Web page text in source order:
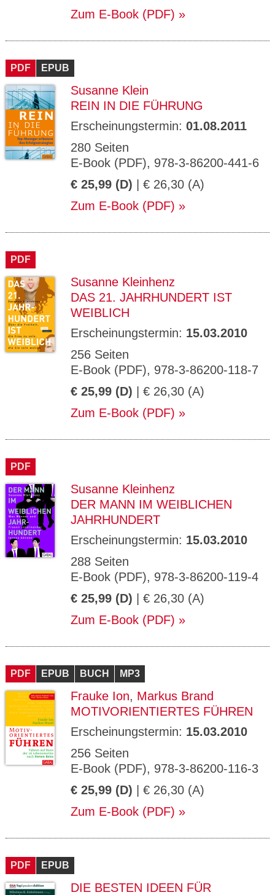
Zum E-Book (PDF)
PDF EPUB
Susanne Klein
REIN IN DIE FÜHRUNG
Erscheinungstermin: 01.08.2011
280 Seiten
E-Book (PDF), 978-3-86200-441-6
€ 25,99 (D) | € 26,30 (A)
Zum E-Book (PDF)
PDF
Susanne Kleinhenz
DAS 21. JAHRHUNDERT IST
WEIBLICH
Erscheinungstermin: 15.03.2010
256 Seiten
E-Book (PDF), 978-3-86200-118-7
€ 25,99 (D) | € 26,30 (A)
Zum E-Book (PDF)
PDF
Susanne Kleinhenz
DER MANN IM WEIBLICHEN
JAHRHUNDERT
Erscheinungstermin: 15.03.2010
288 Seiten
E-Book (PDF), 978-3-86200-119-4
€ 25,99 (D) | € 26,30 (A)
Zum E-Book (PDF)
PDF EPUB BUCH MP3
Frauke Ion, Markus Brand
MOTIVORIENTIERTES FÜHREN
Erscheinungstermin: 15.03.2010
256 Seiten
E-Book (PDF), 978-3-86200-116-3
€ 25,99 (D) | € 26,30 (A)
Zum E-Book (PDF)
PDF EPUB
DIE BESTEN IDEEN FÜR